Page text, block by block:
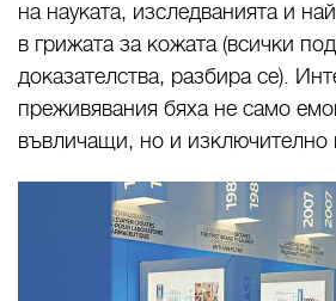
на науката, изследванията и
в грижата за кожата (всички
доказателства, разбира се).
преживявания бяха не само
въвличащи, но и